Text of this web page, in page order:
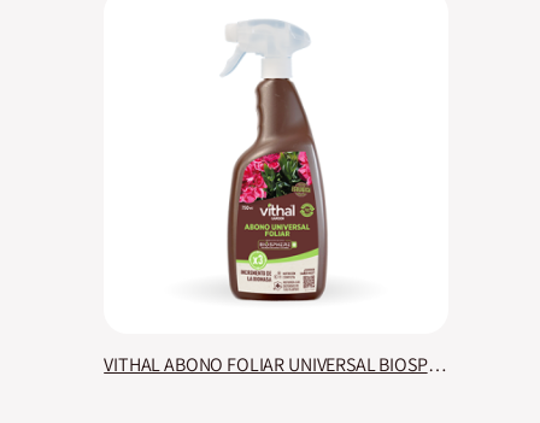
VITHAL ABONO FOLIAR UNIVERSAL BIOSPHERE PLUS